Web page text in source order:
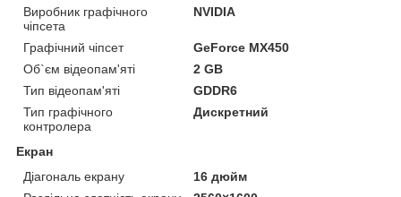
Виробник графічного
чіпсета
NVIDIA
Графічний чіпсет
GeForce MX450
Об`єм відеопам'яті
2 GB
Тип відеопам'яті
GDDR6
Тип графічного
контролера
Дискретний
Екран
Діагональ екрану
16 дюйм